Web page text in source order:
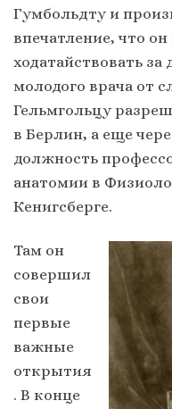
Гумбольдту и
впечатление, что
ходатайствовать
молодого врача от
Гельмгольцу
в Берлин, а еще
должность
анатомии в
Кенигсберге.
Там он
совершил
свои
первые
важные
открытия
. В конце